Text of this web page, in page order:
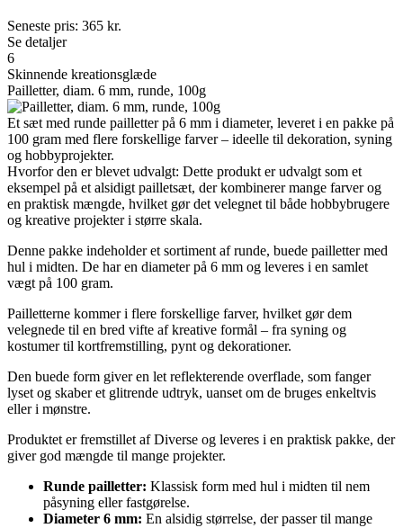
Seneste pris: 365 kr.
Se detaljer
6
Skinnende kreationsglæde
Pailletter, diam. 6 mm, runde, 100g
Et sæt med runde pailletter på 6 mm i diameter, leveret i en pakke på
100 gram med flere forskellige farver – ideelle til dekoration, syning
og hobbyprojekter.
Hvorfor den er blevet udvalgt: Dette produkt er udvalgt som et
eksempel på et alsidigt pailletsæt, der kombinerer mange farver og
en praktisk mængde, hvilket gør det velegnet til både hobbybrugere
og kreative projekter i større skala.
Denne pakke indeholder et sortiment af runde, buede pailletter med
hul i midten. De har en diameter på 6 mm og leveres i en samlet
vægt på 100 gram.
Pailletterne kommer i flere forskellige farver, hvilket gør dem
velegnede til en bred vifte af kreative formål – fra syning og
kostumer til kortfremstilling, pynt og dekorationer.
Den buede form giver en let reflekterende overflade, som fanger
lyset og skaber et glitrende udtryk, uanset om de bruges enkeltvis
eller i mønstre.
Produktet er fremstillet af Diverse og leveres i en praktisk pakke, der
giver god mængde til mange projekter.
Runde pailletter: Klassisk form med hul i midten til nem
påsyning eller fastgørelse.
Diameter 6 mm: En alsidig størrelse, der passer til mange